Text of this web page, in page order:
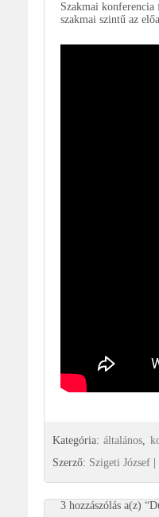
Szakmai konferencia
szakmai szintű az
Kategória:általános
Szerző: Szigeti József |
3 hozzászólás a(z) “